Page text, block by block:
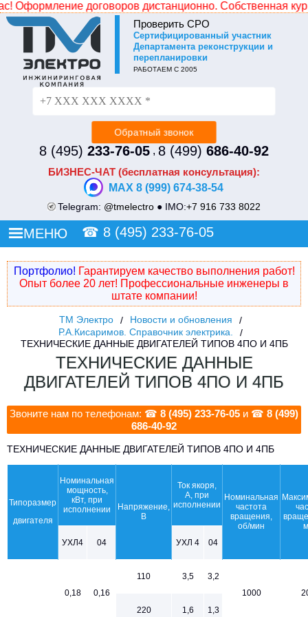
договоров дистанционно. Собственная
Проверить СРО
Cертифицированный участник
Департамента реконструкции и
перепланировки
РАБОТАЕМ С 2005
8 (495) 233-76-05, 8 (499) 686-40-92
БИЗНЕС-ЧАТ (бесплатная консультация):
MAX 8 (999) 674-38-54
Telegram: @tmelectro ● IMO:+7 916 733 8022
☎ 8 (495) 233-76-05
МЕНЮ
Портфолио! Гарантируем качество выполнения работ!
Опыт более 20 лет! Профессиональные инженеры в
штате компании!
ТМ Электро
Новости и обновления
Р.А.Кисаримов. Справочник электрика.
ТЕХНИЧЕСКИЕ ДАННЫЕ ДВИГАТЕЛЕЙ ТИПОВ 4ПО И 4ПБ
ТЕХНИЧЕСКИЕ ДАННЫЕ
ДВИГАТЕЛЕЙ ТИПОВ 4ПО И 4ПБ
Звоните нам по телефонам: ☎ 8 (495) 233-76-05 и ☎ 8 (499)
686-40-92
ТЕХНИЧЕСКИЕ ДАННЫЕ ДВИГАТЕЛЕЙ ТИПОВ 4ПО И 4ПБ
Типоразмер
двигателя
Номинальная
мощность,
кВт, при
исполнении
Напряжение,
В
Ток якоря,
А, при
исполнении
Номинальная
частота
вращения,
об/мин
УХЛ4
04 УХЛ 4 04
0,18 0,16
110 3,5
3,2
1000
220
1,6 1,3
Не уходите без СКИДКИ!
Просто оставьте свой номер и наш менеджер
перезвонит и сделает Вам индивидуальное ценовое